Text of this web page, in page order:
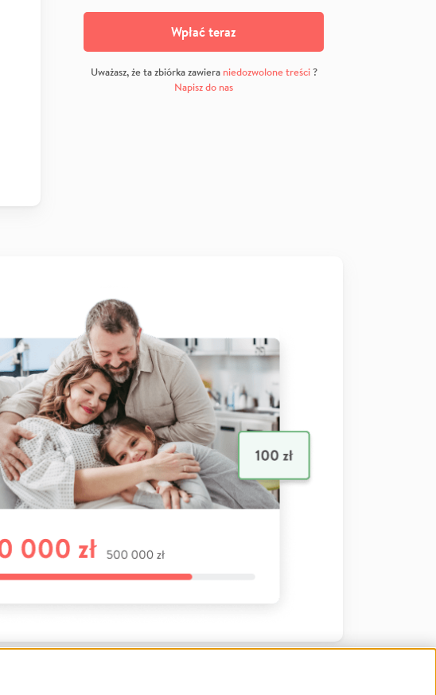
Wpłać teraz
Uważasz, że ta zbiórka zawiera niedozwolone treści?
Napisz do nas